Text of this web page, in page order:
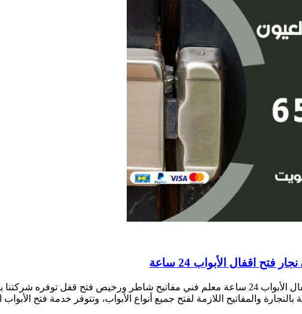
فتح أبواب واقفال العيون بالكويت نجار فتح أقفال الأبواب 24 ساعة معلم فني
والمفاتيح اللازمة لفتح جميع أنواع الأبواب، وتتوفر خدمة فتح